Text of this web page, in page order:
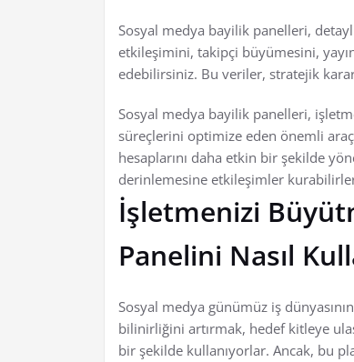
Sosyal medya bayilik panelleri,
etkileşimini, takipçi büyümesini,
edebilirsiniz. Bu veriler, stratejik
Sosyal medya bayilik panelleri,
süreçlerini optimize eden önemli
hesaplarını daha etkin bir şekilde
derinlemesine etkileşimler
İşletmenizi
Panelini Nasıl
Sosyal medya günümüz iş
bilinirliğini artırmak, hedef kitleye
bir şekilde kullanıyorlar. Ancak, bu